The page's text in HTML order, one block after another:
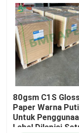
80gsm C1S
Paper Warna
Untuk
Label Dilapisi